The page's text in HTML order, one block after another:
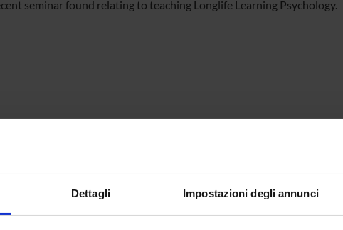
Dettagli Impostazioni degli annunci
seminar found relating to teaching Longlife Learning Psychology.